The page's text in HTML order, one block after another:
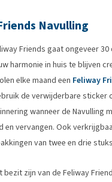
Navulling
Friends gaat ongeveer 30
harmonie in huis te blijven
elke maand een Feliway
de verwijderbare sticker
wanneer de Navulling
en vervangen. Ook
van twee en drie
bezit zijn van de Feliway